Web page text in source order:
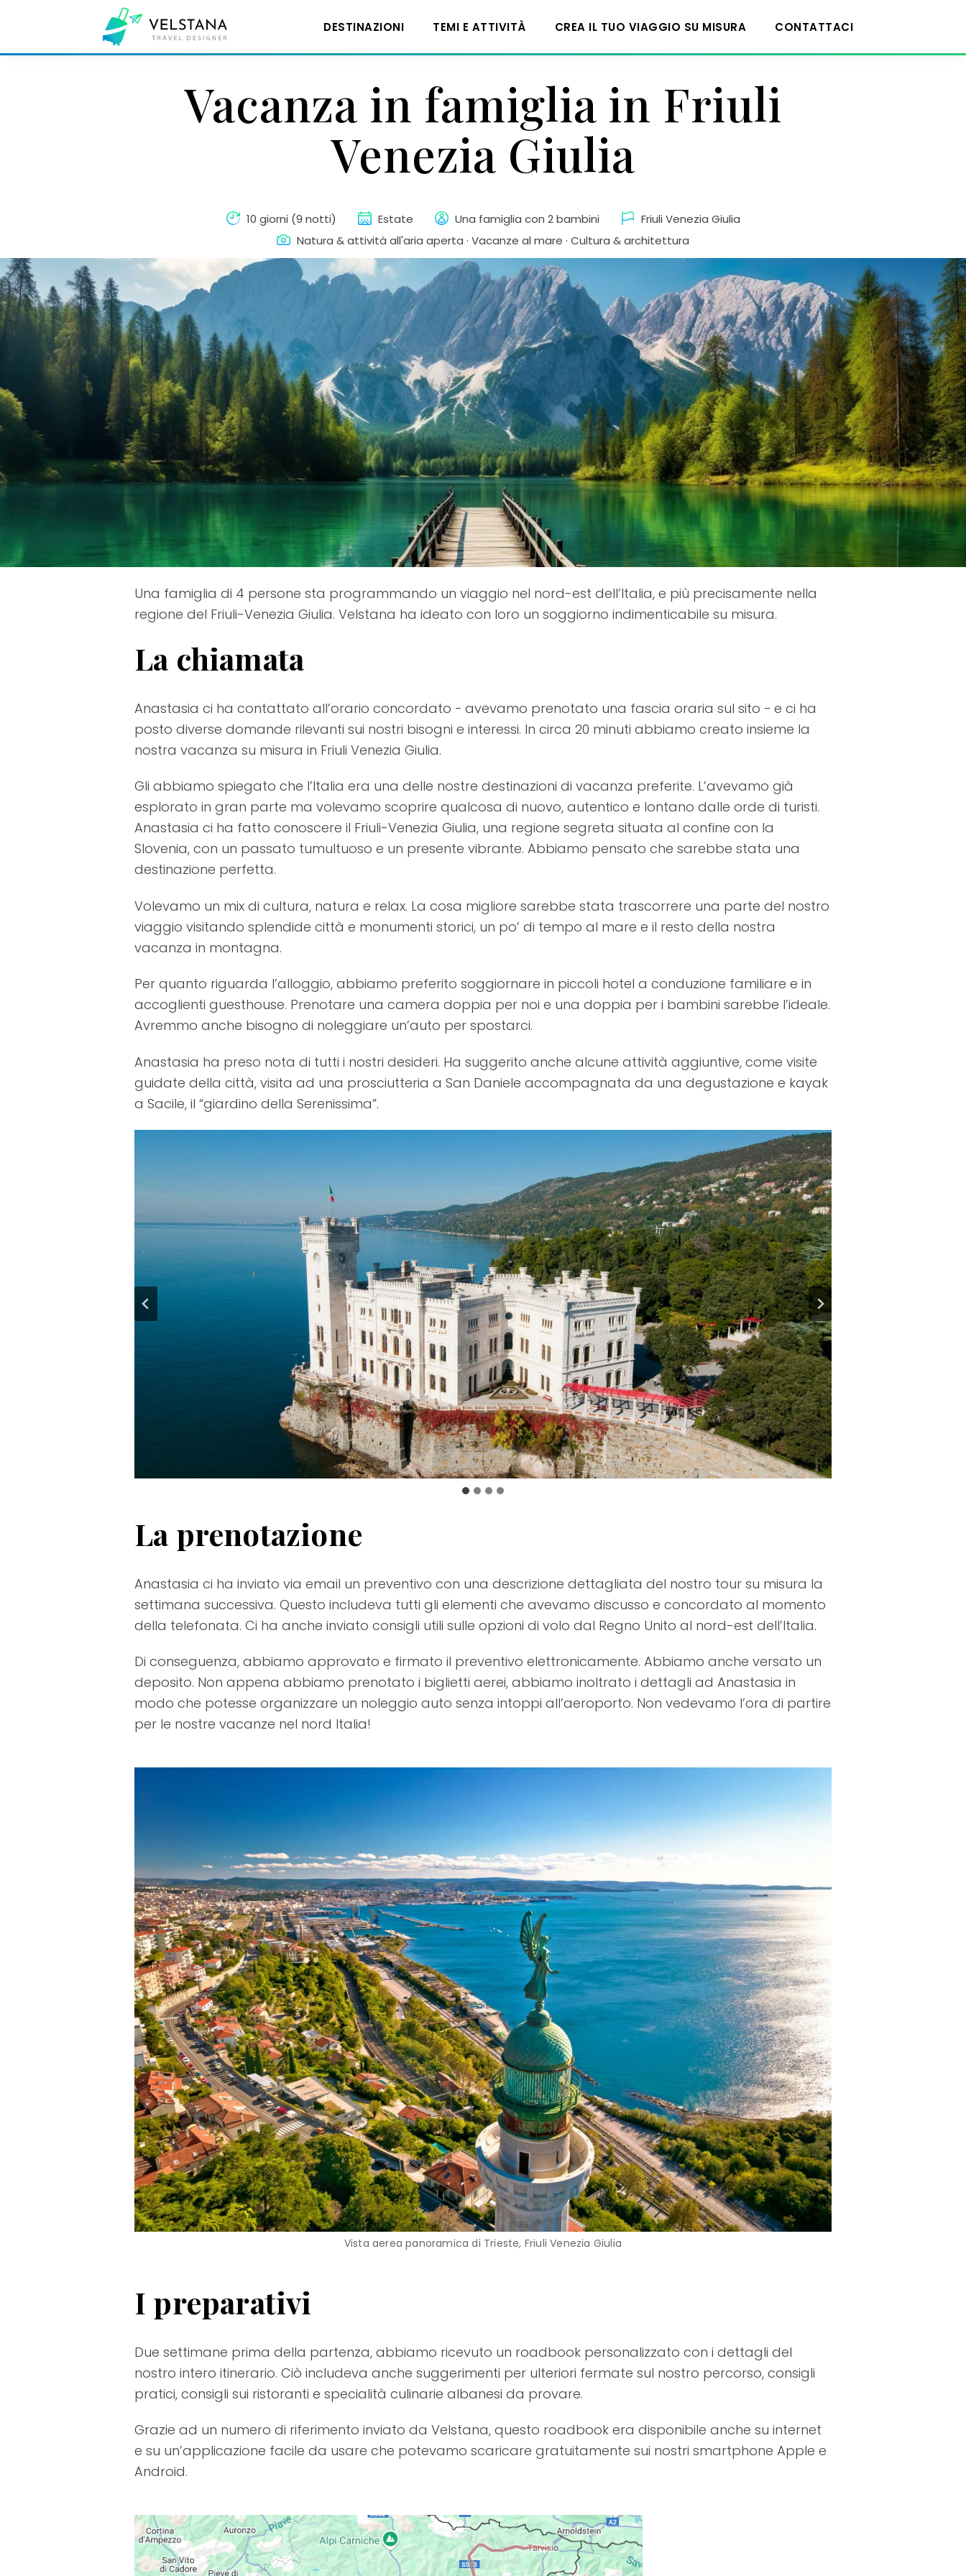
DESTINAZIONI TEMI E ATTIVITÀ CREA IL TUO VIAGGIO SU MISURA CONTATTACI
Vacanza in famiglia in Friuli
Venezia Giulia
10 giorni (9 notti) Estate Una famiglia con 2 bambini
Friuli Venezia Giulia
Natura & attività all'aria aperta · Vacanze al mare · Cultura & architettura
Una famiglia di 4 persone sta programmando un viaggio nel nord-est dell’Italia, e più precisamente nella
regione del Friuli-Venezia Giulia. Velstana ha ideato con loro un soggiorno indimenticabile su misura.
La chiamata
Anastasia ci ha contattato all’orario concordato − avevamo prenotato una fascia oraria sul sito − e ci ha
posto diverse domande rilevanti sui nostri bisogni e interessi. In circa 20 minuti abbiamo creato insieme la
nostra vacanza su misura in Friuli Venezia Giulia.
Gli abbiamo spiegato che l’Italia era una delle nostre destinazioni di vacanza preferite. L’avevamo già
esplorato in gran parte ma volevamo scoprire qualcosa di nuovo, autentico e lontano dalle orde di turisti.
Anastasia ci ha fatto conoscere il Friuli-Venezia Giulia, una regione segreta situata al confine con la
Slovenia, con un passato tumultuoso e un presente vibrante. Abbiamo pensato che sarebbe stata una
destinazione perfetta.
Volevamo un mix di cultura, natura e relax. La cosa migliore sarebbe stata trascorrere una parte del nostro
viaggio visitando splendide città e monumenti storici, un po’ di tempo al mare e il resto della nostra
vacanza in montagna.
Per quanto riguarda l’alloggio, abbiamo preferito soggiornare in piccoli hotel a conduzione familiare e in
accoglienti guesthouse. Prenotare una camera doppia per noi e una doppia per i bambini sarebbe l’ideale.
Avremmo anche bisogno di noleggiare un’auto per spostarci.
Anastasia ha preso nota di tutti i nostri desideri. Ha suggerito anche alcune attività aggiuntive, come visite
guidate della città, visita ad una prosciutteria a San Daniele accompagnata da una degustazione e kayak
a Sacile, il “giardino della Serenissima”.
La prenotazione
Anastasia ci ha inviato via email un preventivo con una descrizione dettagliata del nostro tour su misura la
settimana successiva. Questo includeva tutti gli elementi che avevamo discusso e concordato al momento
della telefonata. Ci ha anche inviato consigli utili sulle opzioni di volo dal Regno Unito al nord-est dell’Italia.
Di conseguenza, abbiamo approvato e firmato il preventivo elettronicamente. Abbiamo anche versato un
deposito. Non appena abbiamo prenotato i biglietti aerei, abbiamo inoltrato i dettagli ad Anastasia in
modo che potesse organizzare un noleggio auto senza intoppi all’aeroporto. Non vedevamo l’ora di partire
per le nostre vacanze nel nord Italia!
Vista aerea panoramica di Trieste, Friuli Venezia Giulia
I preparativi
Due settimane prima della partenza, abbiamo ricevuto un roadbook personalizzato con i dettagli del
nostro intero itinerario. Ciò includeva anche suggerimenti per ulteriori fermate sul nostro percorso, consigli
pratici, consigli sui ristoranti e specialità culinarie albanesi da provare.
Grazie ad un numero di riferimento inviato da Velstana, questo roadbook era disponibile anche su internet
e su un’applicazione facile da usare che potevamo scaricare gratuitamente sui nostri smartphone Apple e
Android.